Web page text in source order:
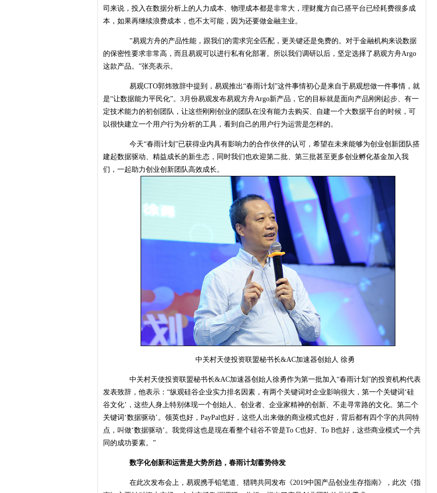
司来说，投入在数据分析上的人力成本、物理成本都是非常大，理财魔方自己搭平台已经耗费很多成
本，如果再继续浪费成本，也不太可能，因为还要做金融主业。
”易观方舟的产品性能，跟我们的需求完全匹配，更关键还是免费的。对于金融机构来说数据
的保密性要求非常高，而且易观可以进行私有化部署。所以我们调研以后，坚定选择了易观方舟Argo
这款产品。”张亮表示。
易观CTO郭炜致辞中提到，易观推出“春雨计划”这件事情初心是来自于易观想做一件事情，就
是“让数据能力平民化”。3月份易观发布易观方舟Argo新产品，它的目标就是面向产品刚刚起步、有一
定技术能力的初创团队，让这些刚刚创业的团队在没有能力去购买、自建一个大数据平台的时候，可
以很快建立一个用户行为分析的工具，看到自己的用户行为运营是怎样的。
今天“春雨计划”已获得业内具有影响力的合作伙伴的认可，希望在未来能够为创业创新团队搭
建起数据驱动、精益成长的新生态，同时我们也欢迎第二批、第三批甚至更多创业孵化基金加入我
们，一起助力创业创新团队高效成长。
中关村天使投资联盟秘书长&AC加速器创始人 徐勇
中关村天使投资联盟秘书长&AC加速器创始人徐勇作为第一批加入“春雨计划”的投资机构代表
发表致辞，他表示：“纵观硅谷企业实力排名因素，有两个关键词对企业影响很大，第一个关键词‘硅
谷文化’，这些人身上特别体现一个创始人、创业者、企业家精神的创新、不走寻常路的文化。第二个
关键词‘数据驱动’。领英也好，PayPal也好，这些人出来做的商业模式也好，背后都有四个字的共同特
点，叫做‘数据驱动’。我觉得这也是现在看整个硅谷不管是To C也好、To B也好，这些商业模式一个共
同的成功要素。”
数字化创新和运营是大势所趋，春雨计划蓄势待发
在此次发布会上，易观携手铅笔道、猎聘共同发布《2019中国产品创业生存指南》，此次《指